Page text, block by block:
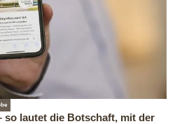
so lautet die Botschaft, mit der